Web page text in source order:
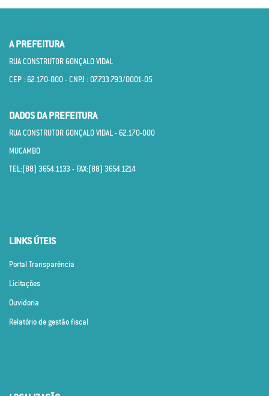
A PREFEITURA
RUA CONSTRUTOR GONÇALO VIDAL
CEP : 62.170­-000 - CNPJ : 07.733.793/0001­-05
DADOS DA PREFEITURA
RUA CONSTRUTOR GONÇALO VIDAL - 62.170­-000
MUCAMBO
TEL:(88) 3654.1133 - FAX:(88) 3654.1214
LINKS ÚTEIS
Portal Transparência
Licitações
Ouvidoria
Relatório de gestão fiscal